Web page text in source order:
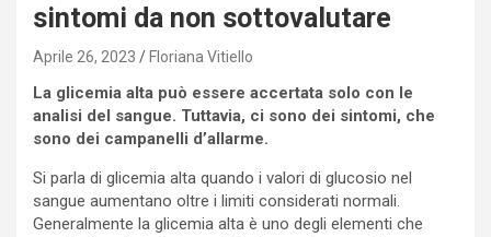
sintomi da non sottovalutare
Aprile 26, 2023 Floriana Vitiello
La glicemia alta può essere accertata solo con le
analisi del sangue. Tuttavia, ci sono dei sintomi, che
sono dei campanelli d’allarme.
Si parla di glicemia alta quando i valori di glucosio nel
sangue aumentano oltre i limiti considerati normali.
Generalmente la glicemia alta è uno degli elementi che